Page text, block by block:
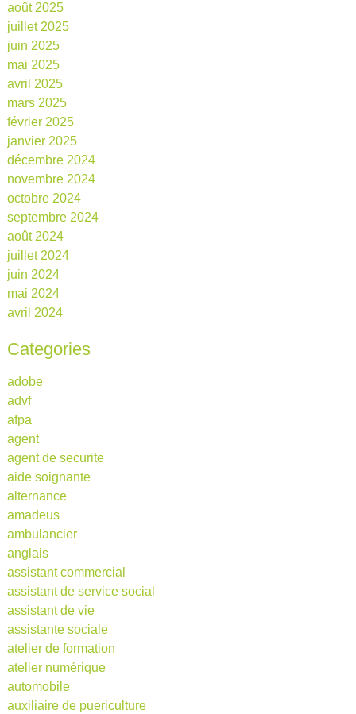
août 2025
juillet 2025
juin 2025
mai 2025
avril 2025
mars 2025
février 2025
janvier 2025
décembre 2024
novembre 2024
octobre 2024
septembre 2024
août 2024
juillet 2024
juin 2024
mai 2024
avril 2024
Categories
adobe
advf
afpa
agent
agent de securite
aide soignante
alternance
amadeus
ambulancier
anglais
assistant commercial
assistant de service social
assistant de vie
assistante sociale
atelier de formation
atelier numérique
automobile
auxiliaire de puericulture